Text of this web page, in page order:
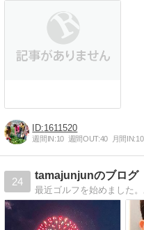
1611520
週間IN:10 週間OUT:40 月間IN:10
24
tamajunjunのブログ